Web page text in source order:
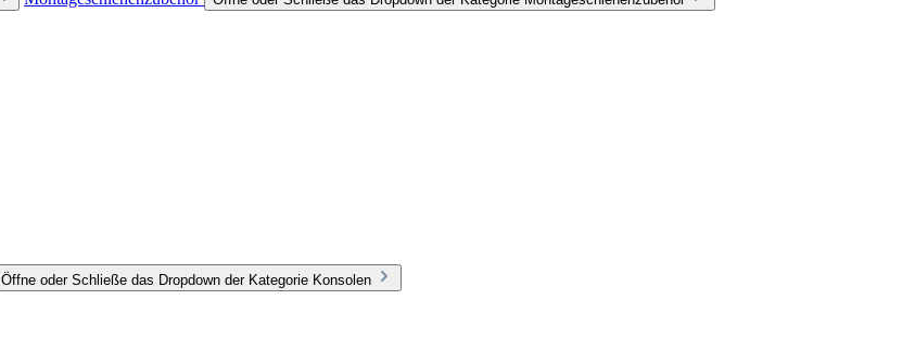
Öffne oder Schließe das Dropdown der Kategorie Konsolen